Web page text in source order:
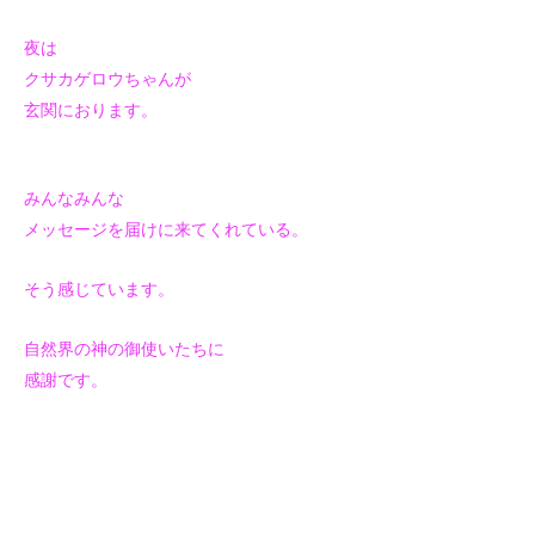
夜は
クサカゲロウちゃんが
玄関におります。
みんなみんな
メッセージを届けに来てくれている。
そう感じています。
自然界の神の御使いたちに
感謝です。